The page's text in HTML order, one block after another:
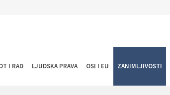
I RAD LJUDSKA PRAVA OSI I EU ZANIMLJIVOSTI